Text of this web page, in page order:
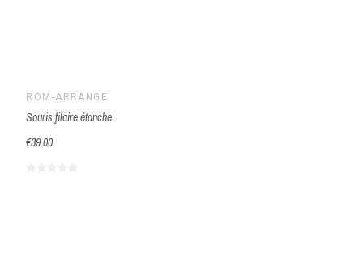
ROM-ARRANGÉ
Souris filaire étanche
€39.00